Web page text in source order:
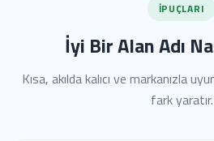
İPUÇLARI
İyi Bir Alan Adı
Kısa, akılda kalıcı ve markanızla
fark yaratır.